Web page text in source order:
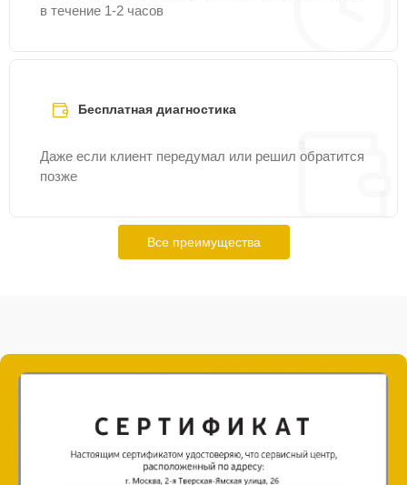
в течение 1-2 часов
Бесплатная диагностика
Даже если клиент передумал или решил обратится
позже
Все преимущества